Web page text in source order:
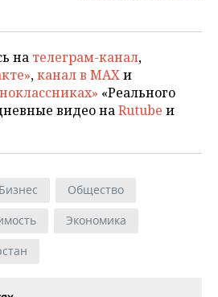
на телеграм-канал,
,канал в MAXи
«Реального
видео наRutube и
Бизнес
Общество
Экономика